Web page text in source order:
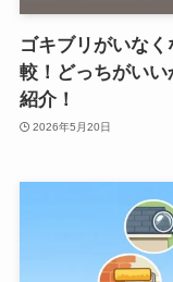
ゴキブリがいな
較！どっちがい
紹介！
2026年5月20日